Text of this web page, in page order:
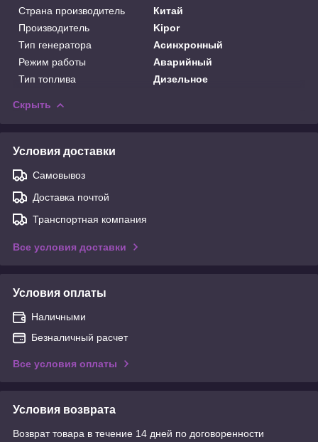
Страна производитель
Китай
Производитель
Kipor
Тип генератора
Асинхронный
Режим работы
Аварийный
Тип топлива
Дизельное
Скрыть
Условия доставки
Самовывоз
Доставка почтой
Транспортная компания
Все условия доставки
Условия оплаты
Наличными
Безналичный расчет
Все условия оплаты
Условия возврата
Возврат товара в течение 14 дней по договоренности